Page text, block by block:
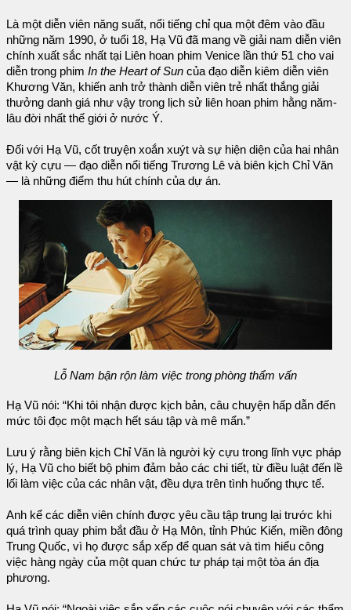
Là một diễn viên năng suất, nổi tiếng chỉ qua một đêm vào đầu
những năm 1990, ở tuổi 18, Hạ Vũ đã mang về giải nam diễn viên
chính xuất sắc nhất tại Liên hoan phim Venice lần thứ 51 cho vai
diễn trong phim In the Heart of Sun của đạo diễn kiêm diễn viên
Khương Văn, khiến anh trở thành diễn viên trẻ nhất thắng giải
thưởng danh giá như vậy trong lịch sử liên hoan phim hằng năm-
lâu đời nhất thế giới ở nước Ý.
Đối với Hạ Vũ, cốt truyện xoắn xuýt và sự hiện diện của hai nhân
vật kỳ cựu — đạo diễn nổi tiếng Trương Lê và biên kịch Chỉ Văn
— là những điểm thu hút chính của dự án.
Lỗ Nam bận rộn làm việc trong phòng thẩm vấn
Hạ Vũ nói: “Khi tôi nhận được kịch bản, câu chuyện hấp dẫn đến
mức tôi đọc một mạch hết sáu tập và mê mẩn.”
Lưu ý rằng biên kịch Chỉ Văn là người kỳ cựu trong lĩnh vực pháp
lý, Hạ Vũ cho biết bộ phim đảm bảo các chi tiết, từ điều luật đến lề
lối làm việc của các nhân vật, đều dựa trên tình huống thực tế.
Anh kể các diễn viên chính được yêu cầu tập trung lại trước khi
quá trình quay phim bắt đầu ở Hạ Môn, tỉnh Phúc Kiến, miền đông
Trung Quốc, vì họ được sắp xếp để quan sát và tìm hiểu công
việc hàng ngày của một quan chức tư pháp tại một tòa án địa
phương.